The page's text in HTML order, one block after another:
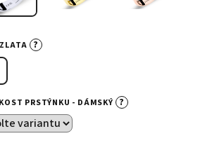
?
PRSTÝNKU - DÁMSKÝ ?